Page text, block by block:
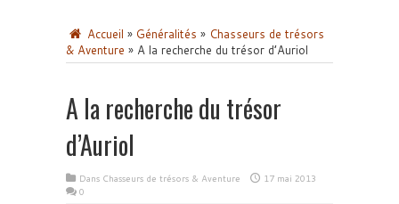
Accueil » Généralités » Chasseurs de trésors
& Aventure » A la recherche du trésor d’Auriol
A la recherche du trésor
d’Auriol
Dans Chasseurs de trésors & Aventure
17 mai 2013
0